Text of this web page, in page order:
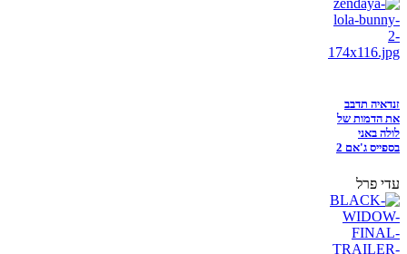
זנדאיה תדבב
את הדמות של
לולה באני
בספייס ג'אם 2
עדי פרל